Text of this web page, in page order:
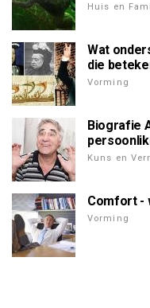
Huis en
Wat
die
Vorming
Biografie
Kuns en
Comfort -
Vorming